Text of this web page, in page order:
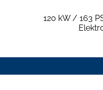
120 kW / 163